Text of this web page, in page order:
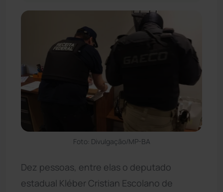
Foto: Divulgação/MP-BA
Dez pessoas, entre elas o deputado
estadual Kléber Cristian Escolano de